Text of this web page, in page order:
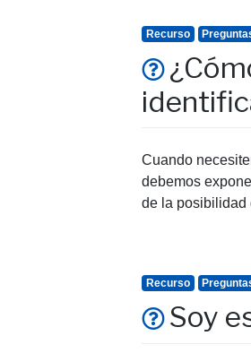
Recurso
Cuando
debemos
de la posibilidad
Recurso
Soy